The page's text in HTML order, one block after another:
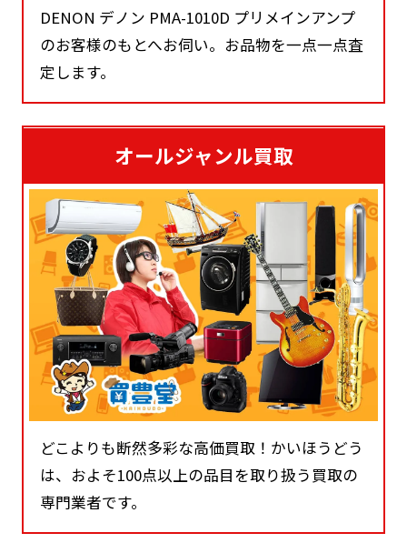
DENON デノン PMA-1010D プリメインアンプ
のお客様のもとへお伺い。お品物を一点一点査
定します。
オールジャンル買取
どこよりも断然多彩な高価買取！かいほうどう
は、およそ100点以上の品目を取り扱う買取の
専門業者です。